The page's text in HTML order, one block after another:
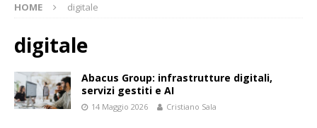
HOME digitale
digitale
Abacus Group: infrastrutture digitali,
servizi gestiti e AI
14 Maggio 2026 Cristiano Sala